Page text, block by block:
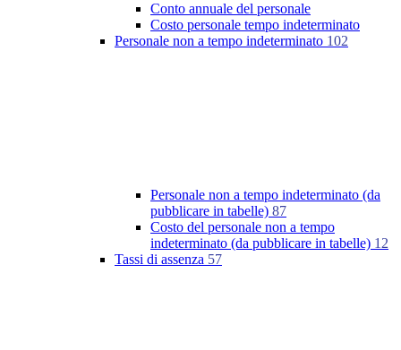
Conto annuale del personale
Costo personale tempo indeterminato
Personale non a tempo indeterminato 102
Personale non a tempo indeterminato (da
pubblicare in tabelle) 87
Costo del personale non a tempo
indeterminato (da pubblicare in tabelle) 12
Tassi di assenza 57